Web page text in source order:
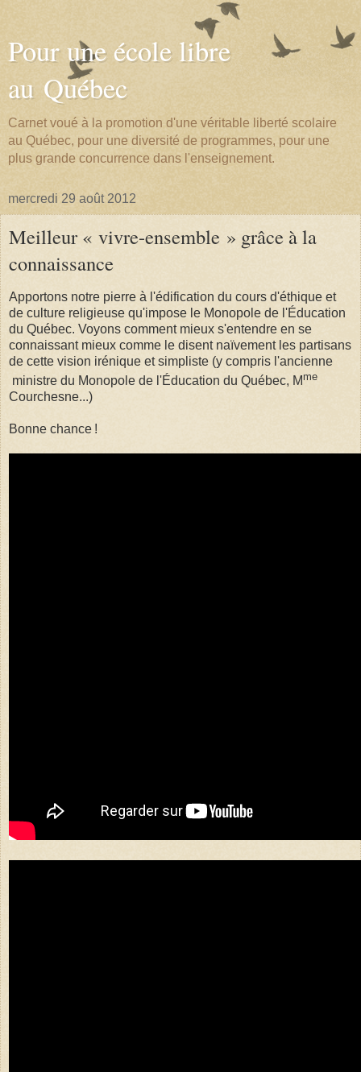
Pour une école libre
au Québec
Carnet voué à la promotion d'une véritable liberté scolaire
au Québec, pour une diversité de programmes, pour une
plus grande concurrence dans l'enseignement.
mercredi 29 août 2012
Meilleur « vivre-ensemble » grâce à la
connaissance
Apportons notre pierre à l'édification du cours d'éthique et
de culture religieuse qu'impose le Monopole de l'Éducation
du Québec. Voyons comment mieux s'entendre en se
connaissant mieux comme le disent naïvement les partisans
de cette vision irénique et simpliste (y compris l'ancienne
ministre du Monopole de l'Éducation du Québec, M me
Courchesne...)
Bonne chance !